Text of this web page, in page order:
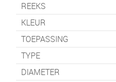
REEKS
KLEUR
TOEPASSING
TYPE
DIAMETER